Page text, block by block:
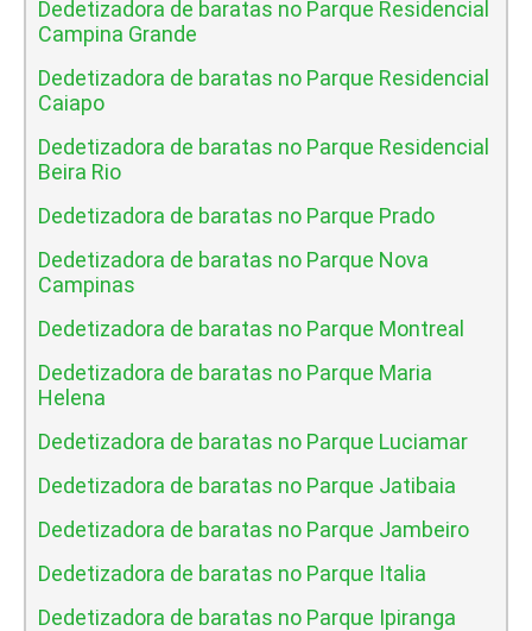
Dedetizadora de baratas no Parque Residencial
Campina Grande
Dedetizadora de baratas no Parque Residencial
Caiapo
Dedetizadora de baratas no Parque Residencial
Beira Rio
Dedetizadora de baratas no Parque Prado
Dedetizadora de baratas no Parque Nova
Campinas
Dedetizadora de baratas no Parque Montreal
Dedetizadora de baratas no Parque Maria
Helena
Dedetizadora de baratas no Parque Luciamar
Dedetizadora de baratas no Parque Jatibaia
Dedetizadora de baratas no Parque Jambeiro
Dedetizadora de baratas no Parque Italia
Dedetizadora de baratas no Parque Ipiranga